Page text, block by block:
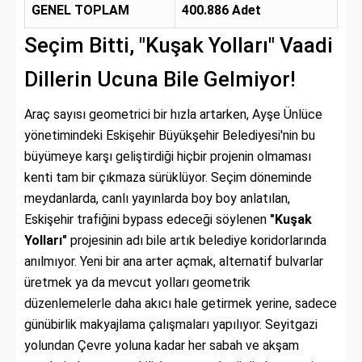
GENEL TOPLAM 400.886 Adet
Seçim Bitti, "Kuşak Yolları" Vaadi
Dillerin Ucuna Bile Gelmiyor!
Araç sayısı geometrici bir hızla artarken, Ayşe Ünlüce
yönetimindeki Eskişehir Büyükşehir Belediyesi'nin bu
büyümeye karşı geliştirdiği hiçbir projenin olmaması
kenti tam bir çıkmaza sürüklüyor. Seçim döneminde
meydanlarda, canlı yayınlarda boy boy anlatılan,
Eskişehir trafiğini bypass edeceği söylenen "Kuşak
Yolları" projesinin adı bile artık belediye koridorlarında
anılmıyor. Yeni bir ana arter açmak, alternatif bulvarlar
üretmek ya da mevcut yolları geometrik
düzenlemelerle daha akıcı hale getirmek yerine, sadece
günübirlik makyajlama çalışmaları yapılıyor. Seyitgazi
yolundan Çevre yoluna kadar her sabah ve akşam